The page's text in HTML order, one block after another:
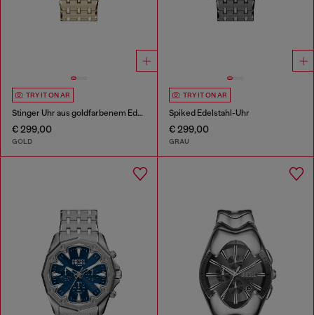
TRY IT ON AR
Stinger Uhr aus goldfarbenem Edelstahl
€ 299,00
GOLD
TRY IT ON AR
Spiked Edelstahl-Uhr
€ 299,00
GRAU